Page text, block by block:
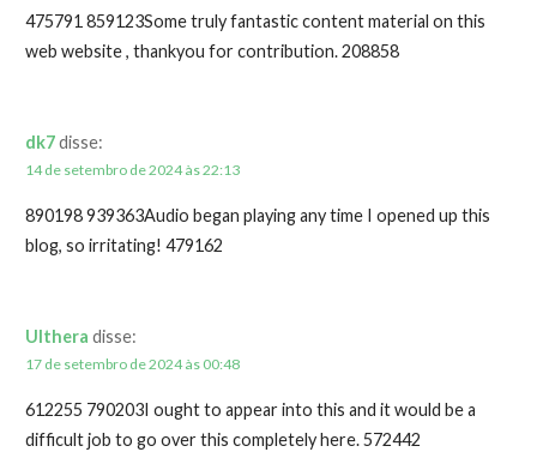
475791 859123Some truly fantastic content material on this
web website , thankyou for contribution. 208858
dk7disse:
14 de setembro de 2024 às 22:13
890198 939363Audio began playing any time I opened up this
blog, so irritating! 479162
Ulthera disse:
17 de setembro de 2024 às 00:48
612255 790203I ought to appear into this and it would be a
difficult job to go over this completely here. 572442